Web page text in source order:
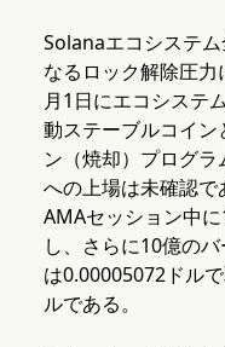
Solanaエコシステ
なるロック解除圧
月1日にエコシステ
動ステーブルコイ
ン（焼却）プログ
への上場は未確認
AMAセッション中
し、さらに10億の
は0.00005072ドル
ルである。